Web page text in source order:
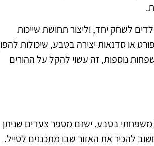
לשחק יחד, וליצור תחושת שייכות
או סדנאות יצירה בטבע, שיכולות
נוספות, זה עשוי להקל על ההורים
משפחתי בטבע. ישנם מספר צעדים שניתן
להכיר את האזור שבו מתכננים לטייל.